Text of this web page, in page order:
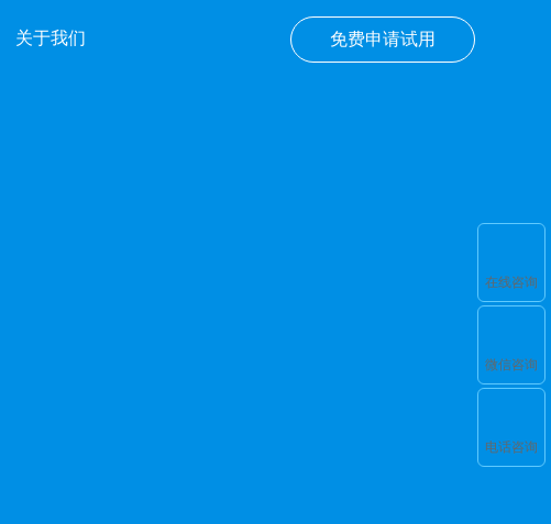
免费申请试用
关于我们
在线咨询
微信咨询
电话咨询